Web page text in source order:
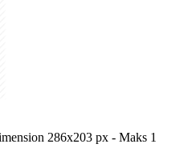
286x203 px - Maks 1